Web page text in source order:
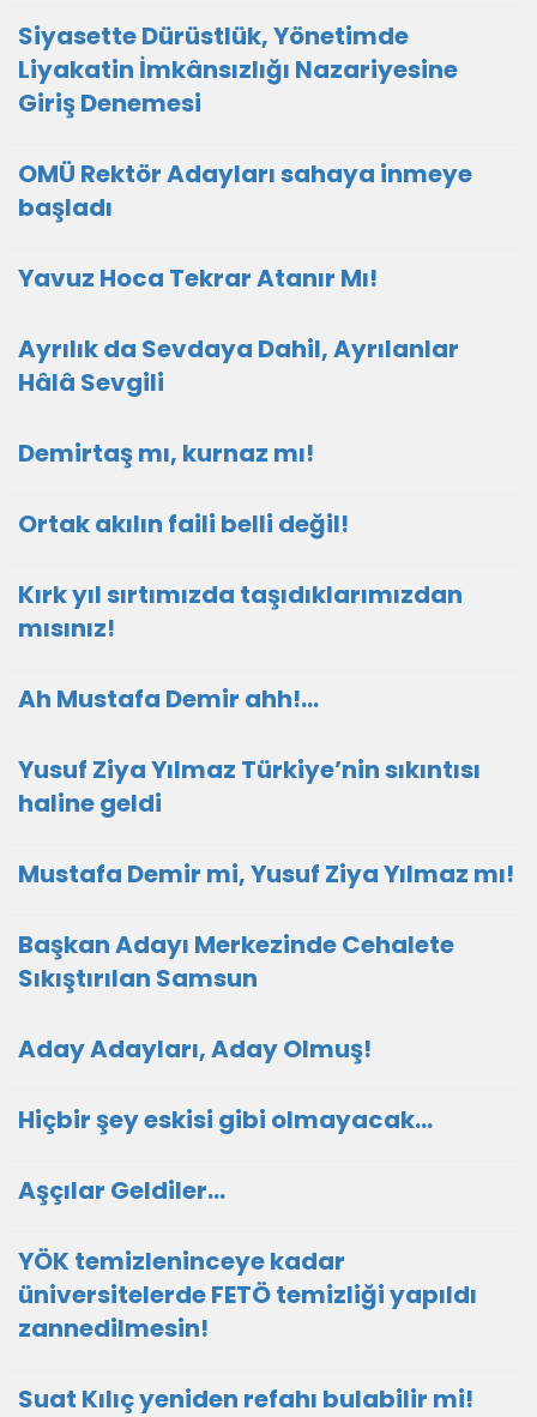
Siyasette Dürüstlük, Yönetimde
Liyakatin İmkânsızlığı Nazariyesine
Giriş Denemesi
OMÜ Rektör Adayları sahaya inmeye
başladı
Yavuz Hoca Tekrar Atanır Mı!
Ayrılık da Sevdaya Dahil, Ayrılanlar
Hâlâ Sevgili
Demirtaş mı, kurnaz mı!
Ortak akılın faili belli değil!
Kırk yıl sırtımızda taşıdıklarımızdan
mısınız!
Ah Mustafa Demir ahh!…
Yusuf Ziya Yılmaz Türkiye’nin sıkıntısı
haline geldi
Mustafa Demir mi, Yusuf Ziya Yılmaz mı!
Başkan Adayı Merkezinde Cehalete
Sıkıştırılan Samsun
Aday Adayları, Aday Olmuş!
Hiçbir şey eskisi gibi olmayacak…
Aşçılar Geldiler…
YÖK temizleninceye kadar
üniversitelerde FETÖ temizliği yapıldı
zannedilmesin!
Suat Kılıç yeniden refahı bulabilir mi!